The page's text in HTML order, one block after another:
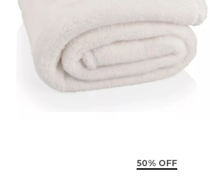
50% OFF